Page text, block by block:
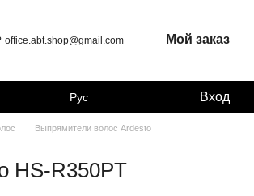
office.abt.shop@gmail.com Мой заказ
Рус Вход
Выпрямители волос Ardesto
HS-R350PT